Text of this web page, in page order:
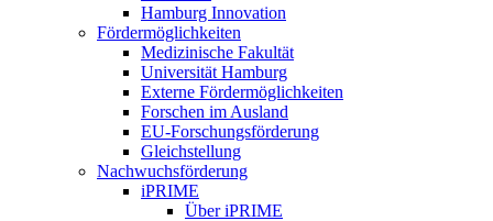
Hamburg Innovation
Fördermöglichkeiten
Medizinische Fakultät
Universität Hamburg
Externe Fördermöglichkeiten
Forschen im Ausland
EU-Forschungsförderung
Gleichstellung
Nachwuchsförderung
iPRIME
Über iPRIME